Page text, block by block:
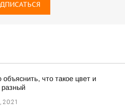
объяснить, что такое цвет и
разный
20:21